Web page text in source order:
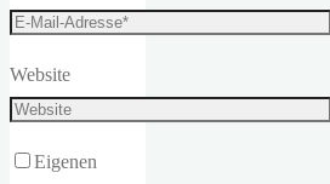
Website
Eigenen